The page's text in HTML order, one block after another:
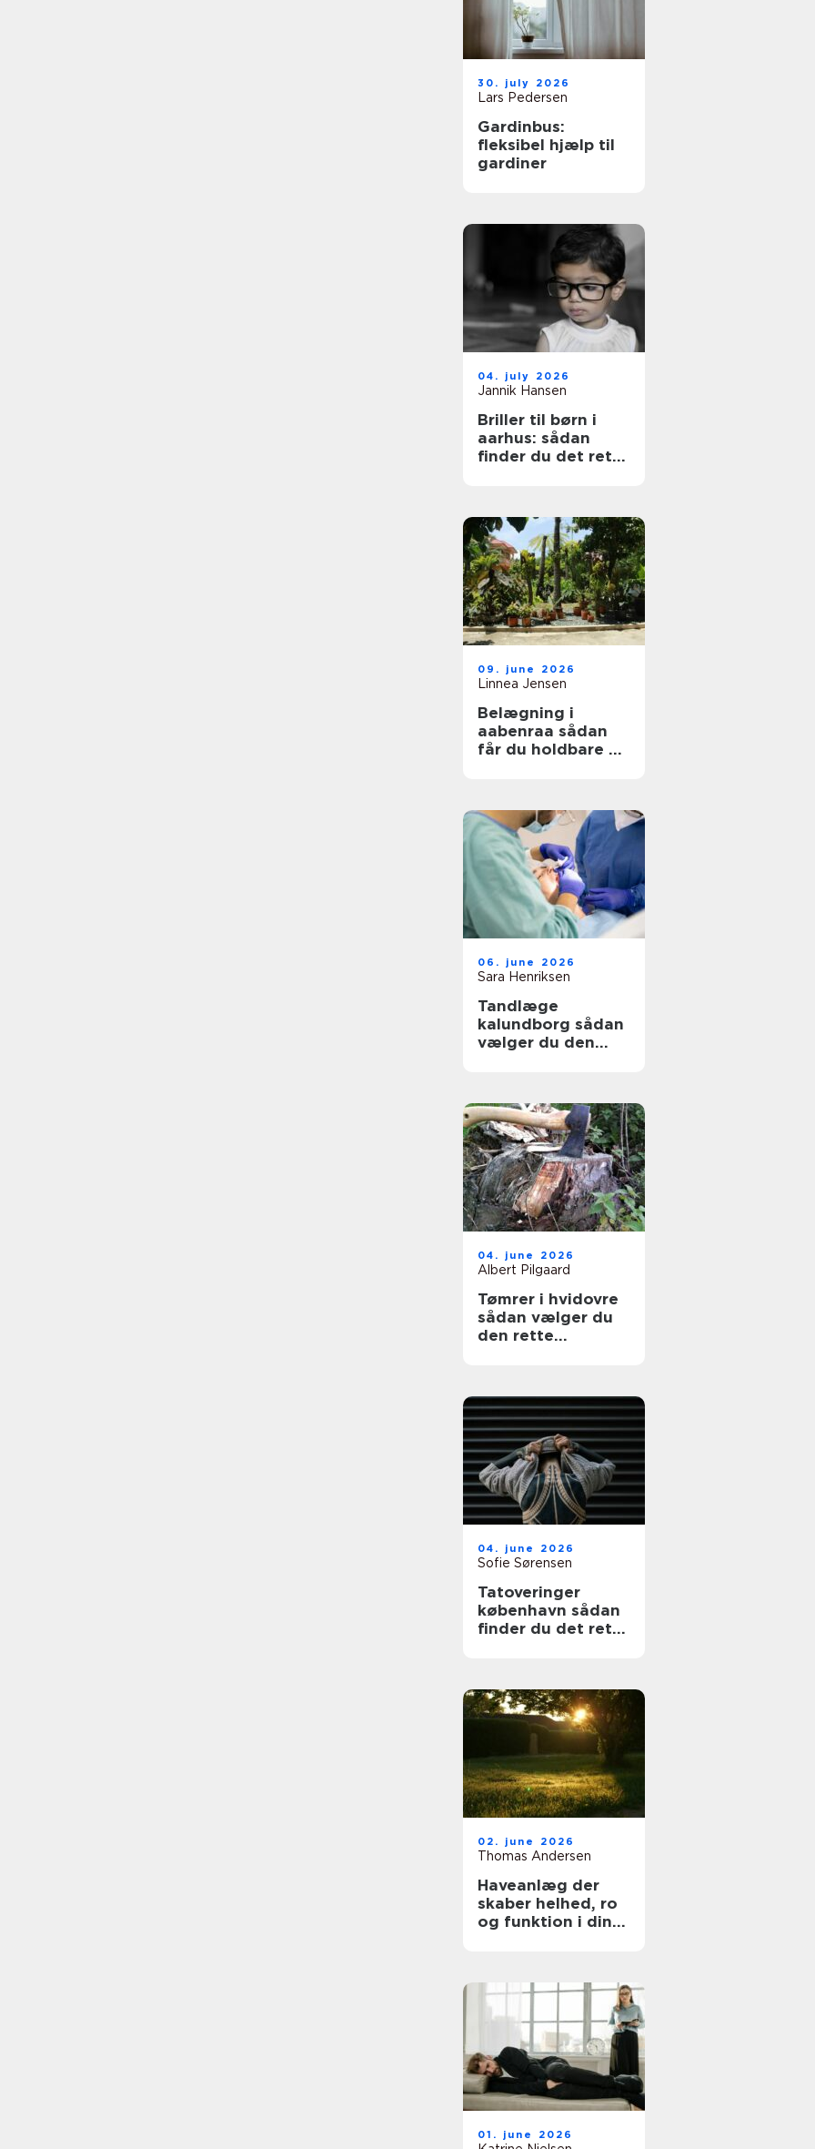
30. july 2026
Lars Pedersen
Gardinbus:
fleksibel hjælp til
gardiner
04. july 2026
Jannik Hansen
Briller til børn i
aarhus: sådan
finder du det rette
09. june 2026
Linnea Jensen
Belægning i
aabenraa sådan
får du holdbare og
06. june 2026
Sara Henriksen
Tandlæge
kalundborg sådan
vælger du den
04. june 2026
Albert Pilgaard
Tømrer i hvidovre
sådan vælger du
den rette
04. june 2026
Sofie Sørensen
Tatoveringer
københavn sådan
finder du det rette
02. june 2026
Thomas Andersen
Haveanlæg der
skaber helhed, ro
og funktion i din
01. june 2026